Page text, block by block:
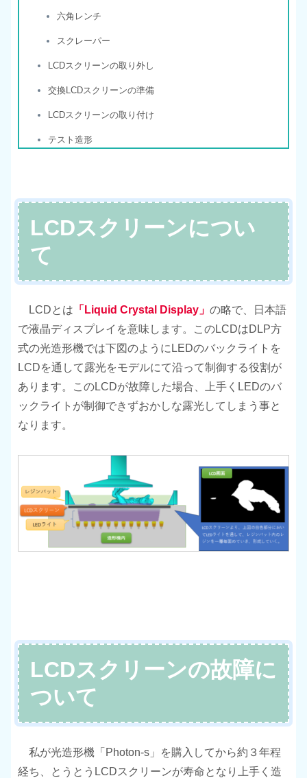
六角レンチ
スクレーパー
LCDスクリーンの取り外し
交換LCDスクリーンの準備
LCDスクリーンの取り付け
テスト造形
LCDスクリーンについ
て
LCDとは 「Liquid Crystal Display」 の略で、日本語
で液晶ディスプレイを意味します。このLCDはDLP方
式の光造形機では下図のようにLEDのバックライトを
LCDを通して露光をモデルにて沿って制御する役割が
あります。このLCDが故障した場合、上手くLEDのバ
ックライトが制御できずおかしな露光してしまう事と
なります。
LCDスクリーンの故障に
ついて
私が光造形機「Photon-s」を購入してから約３年程
経ち、とうとうLCDスクリーンが寿命となり上手く造